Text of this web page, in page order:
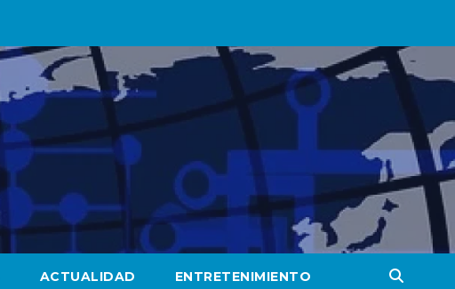
ACTUALIDAD ENTRETENIMIENTO